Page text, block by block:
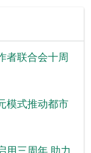
者联合会十周
模式推动都市